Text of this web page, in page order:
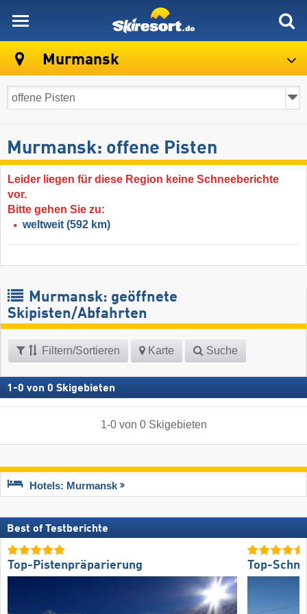
Murmansk
Murmansk: offene Pisten
Leider liegen für diese Region keine Schneeberichte
vor.
Bitte gehen Sie zu:
weltweit (592 km)
Murmansk: geöffnete
Skipisten/Abfahrten
Filtern/Sortieren Karte Suche
1 -0 von 0 Skigebieten
1-0von 0 Skigebieten
Hotels: Murmansk
Best of Testberichte
Top-Pistenpräparierung Top-